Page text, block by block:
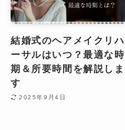
結婚式のヘアメイクリハ
ーサルはいつ？最適な時
期＆所要時間を解説しま
す
2025年9月4日